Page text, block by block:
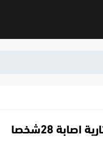
عرس في رام الله يتحول الى مأتم بسبب الالعاب التارية اصابة 28شخصا